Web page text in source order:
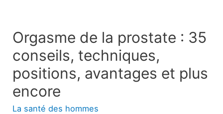
Orgasme de la prostate : 35
conseils, techniques,
positions, avantages et plus
encore
La santé des hommes